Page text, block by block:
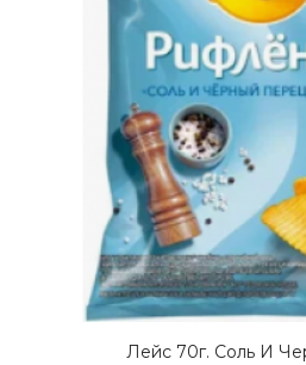
Лейс 70г. Соль И